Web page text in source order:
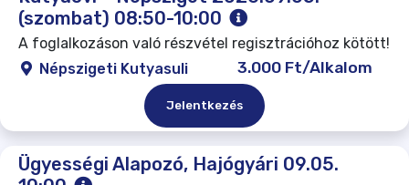
(szombat) 08:50-10:00
A foglalkozáson való részvétel regisztrációhoz kötött!
Népszigeti Kutyasuli
3.000 Ft/Alkalom
Jelentkezés
Ügyességi Alapozó, Hajógyári 09.05.